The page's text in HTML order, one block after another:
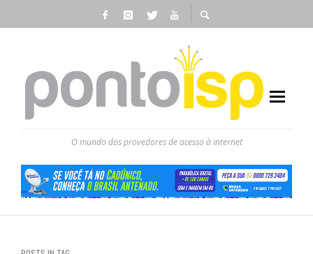
O mundo dos provedores de acesso à internet